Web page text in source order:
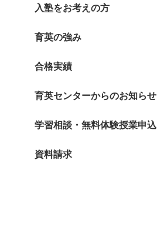
入塾をお考えの方
育英の強み
合格実績
育英センターからのお知らせ
学習相談・無料体験授業申込
資料請求